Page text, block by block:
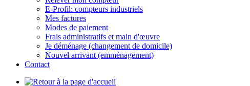
E-Profil: compteurs industriels
Mes factures
Modes de paiement
Frais administratifs et main d'œuvre
Je déménage (changement de domicile)
Nouvel arrivant (emménagement)
Contact